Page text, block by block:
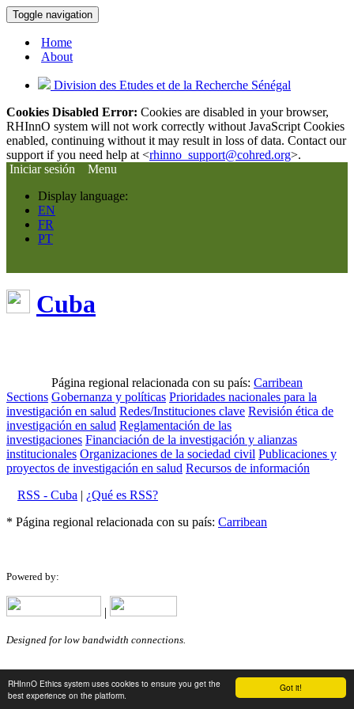
Got it!
RHInnO Ethics system uses cookies to ensure you get the
best experience on the platform.
Toggle navigation
Home
About
Division des Etudes et de la Recherche Sénégal
Cookies Disabled Error: Cookies are disabled in your browser,
RHInnO system will not work correctly without JavaScript Cookies
enabled, continuing without it may result in loss of data. Contact our
support if you need help at <rhinno_support@cohred.org>.
Iniciar sesión
Menu
Display language:
EN
FR
PT
Cuba
Página regional relacionada con su país: Carribean
Sections Gobernanza y políticas Prioridades nacionales para la
investigación en salud Redes/Instituciones clave Revisión ética de
investigación en salud Reglamentación de las
investigaciones Financiación de la investigación y alianzas
institucionales Organizaciones de la sociedad civil Publicaciones y
proyectos de investigación en salud Recursos de información
RSS - Cuba | ¿Qué es RSS?
* Página regional relacionada con su país: Carribean
Powered by:
|
Designed for low bandwidth connections.